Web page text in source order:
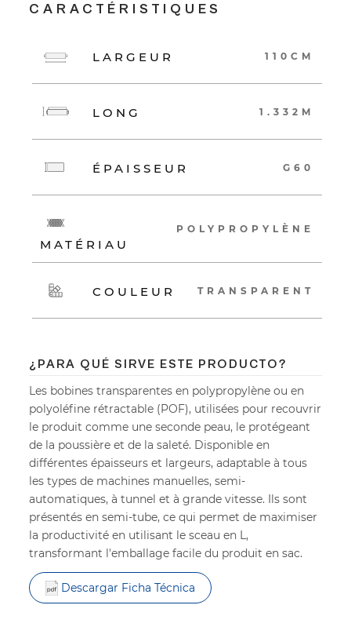
CARACTÉRISTIQUES
LARGEUR 110CM
LONG 1.332M
ÉPAISSEUR G60
MATÉRIAU
POLYPROPYLÈNE
COULEUR TRANSPARENT
¿PARA QUÉ SIRVE ESTE PRODUCTO?
Les bobines transparentes en polypropylène ou en
polyoléfine rétractable (POF), utilisées pour recouvrir
le produit comme une seconde peau, le protégeant
de la poussière et de la saleté. Disponible en
différentes épaisseurs et largeurs, adaptable à tous
les types de machines manuelles, semi-
automatiques, à tunnel et à grande vitesse. Ils sont
présentés en semi-tube, ce qui permet de maximiser
la productivité en utilisant le sceau en L,
transformant l'emballage facile du produit en sac.
Descargar Ficha Técnica